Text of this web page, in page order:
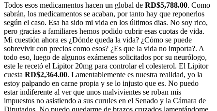
Todos esos medicamentos hacen un global de RD$5,788.00. Como
sabrán, los medicamentos se acaban, por tanto hay que reponerlos
según el caso. Esa ha sido mi vida en los últimos dias. No soy rico,
pero gracias a familiares hemos podido cubrir esas cuotas de vida.
Mi cuestión ahora es ¿Dónde queda la vida? ¿Cómo se puede
sobrevivir con precios como esos? ¿Es que la vida no importa?. A
todo eso, luego de algunos exámenes solicitados por su neurólogo,
este le recetó el Lipitor 20mg para controlar el colesterol. El Lipitor
cuesta RD$2,364.00. Lamentablemente es nuestra realidad, yo la
estoy palpando en carne propia y se lo injusto que es. No puedo
estar indiferente al ver que unos malvivientes se roban mis
impuestos no asistiendo a sus curules en el Senado y la Cámara de
Diputados. No puedo quedarme de brazos cruzados lamentándome